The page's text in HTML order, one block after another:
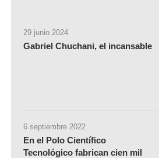
29 junio 2024
Gabriel Chuchani, el incansable
6 septiembre 2022
En el Polo Científico
Tecnológico fabrican cien mil